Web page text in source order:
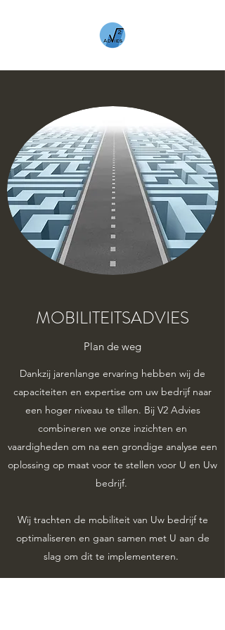
MOBILITEITSADVIES
Plan de weg
Dankzij jarenlange ervaring hebben wij de
capaciteiten en expertise om uw bedrijf naar
een hoger niveau te tillen. Bij V2 Advies
combineren we onze inzichten en
vaardigheden om na een grondige analyse een
oplossing op maat voor te stellen voor U en Uw
bedrijf.
Wij trachten de mobiliteit van Uw bedrijf te
optimaliseren en gaan samen met U aan de
slag om dit te implementeren.